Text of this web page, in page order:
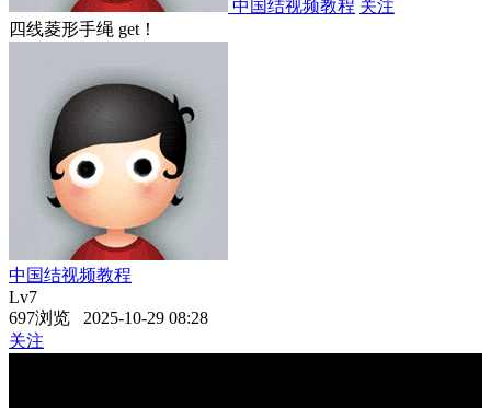
中国结视频教程 关注
四线菱形手绳 get！
中国结视频教程
Lv7
697浏览 2025-10-29 08:28
关注